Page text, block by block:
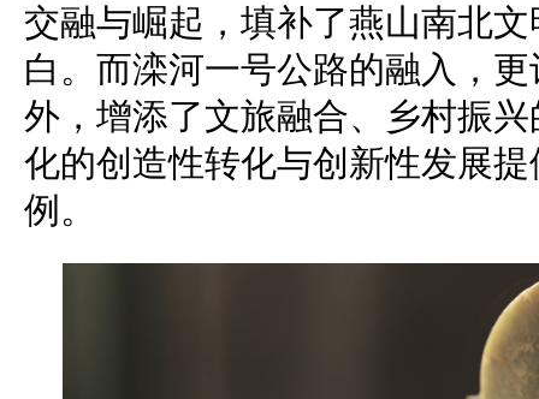
交融与崛起，填补了燕山南北
白。而滦河一号公路的融入，
外，增添了文旅融合、乡村振
化的创造性转化与创新性发展
例。